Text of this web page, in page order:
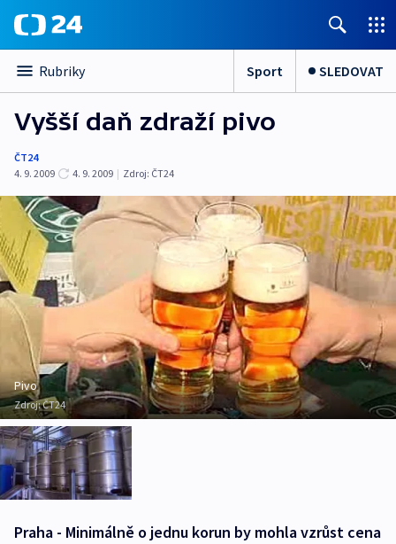
Rubriky Sport SLEDOVAT
Vyšší daň zdraží pivo
ČT24
4. 9. 2009
4. 9. 2009 | Zdroj: ČT24
Pivo
Zdroj:ČT24
Praha - Minimálně o jednu korun by mohla vzrůst cena